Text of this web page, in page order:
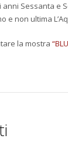
Sessanta e
e non ultima
la mostra